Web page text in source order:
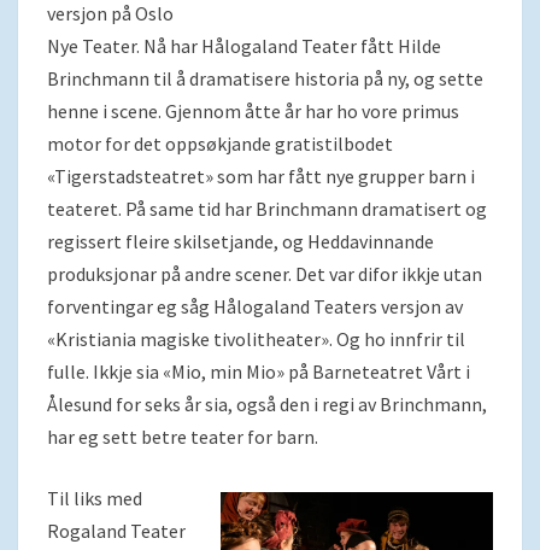
versjon på Oslo
Nye Teater. Nå har Hålogaland Teater fått Hilde
Brinchmann til å dramatisere historia på ny, og sette
henne i scene. Gjennom åtte år har ho vore primus
motor for det oppsøkjande gratistilbodet
«Tigerstadsteatret» som har fått nye grupper barn i
teateret. På same tid har Brinchmann dramatisert og
regissert fleire skilsetjande, og Heddavinnande
produksjonar på andre scener. Det var difor ikkje utan
forventingar eg såg Hålogaland Teaters versjon av
«Kristiania magiske tivolitheater». Og ho innfrir til
fulle. Ikkje sia «Mio, min Mio» på Barneteatret Vårt i
Ålesund for seks år sia, også den i regi av Brinchmann,
har eg sett betre teater for barn.
Til liks med
Rogaland Teater